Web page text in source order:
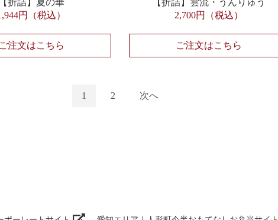
【折詰】夏の華
円（税込）
ご注文はこちら
【折詰】雲流・うんりゅう
2,700円（税込）
ご注文はこちら
1 2 次へ